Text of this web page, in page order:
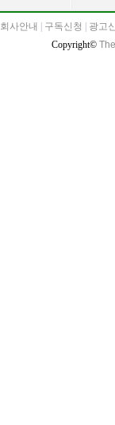
회사안내 구독신청
광고
Copyright©